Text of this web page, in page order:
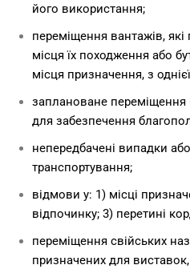
його використання;
переміщення вантажів,
місця їх походження або
місця призначення, з
заплановане переміщення
для забезпечення
непередбачені випадки або
транспортування;
відмови у: 1) місці
відпочинку; 3) перетині
переміщення свійських
призначених для